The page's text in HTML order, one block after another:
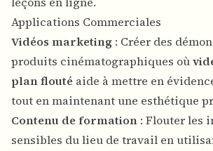
Applications Commerciales
Vidéos marketing : Créer des
produits cinématographiques où
plan flouté aide à mettre en
tout en maintenant une esthétique
Contenu de formation : Flouter les
sensibles du lieu de travail en